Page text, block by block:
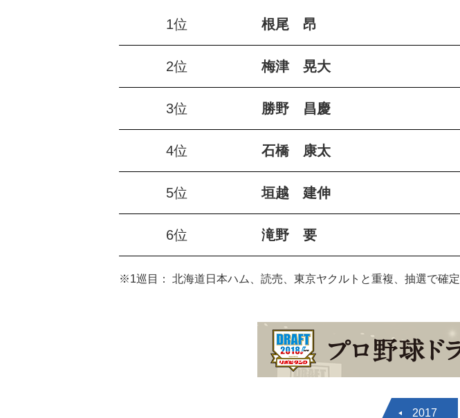
1位 根尾 昂
2位 梅津 晃大
3位 勝野 昌慶
4位 石橋 康太
5位 垣越 建伸
6位 滝野 要
※1巡目： 北海道日本ハム、読売、東京ヤクルトと重複、抽選で確定
2017